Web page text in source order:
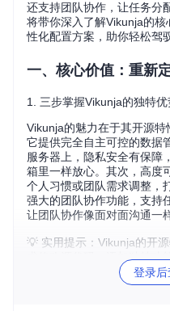
还支持团队协作，让任务分
将带你深入了解Vikunja的
性化配置方案，助你轻松驾
一、核心价值：重新
1. 三步掌握Vikunja的独特优
Vikunja的魅力在于其开源特
它提供完全自主可控的数据
服务器上，隐私安全有保障
箱里一样放心。其次，高度
个人习惯或团队需求调整，
强大的团队协作功能，支持
让团队协作像面对面沟通一
💡 实用提示：Vikunja的开
求修改源代码，添加独特功
2. 从入门到精通：Vikunja
登录后